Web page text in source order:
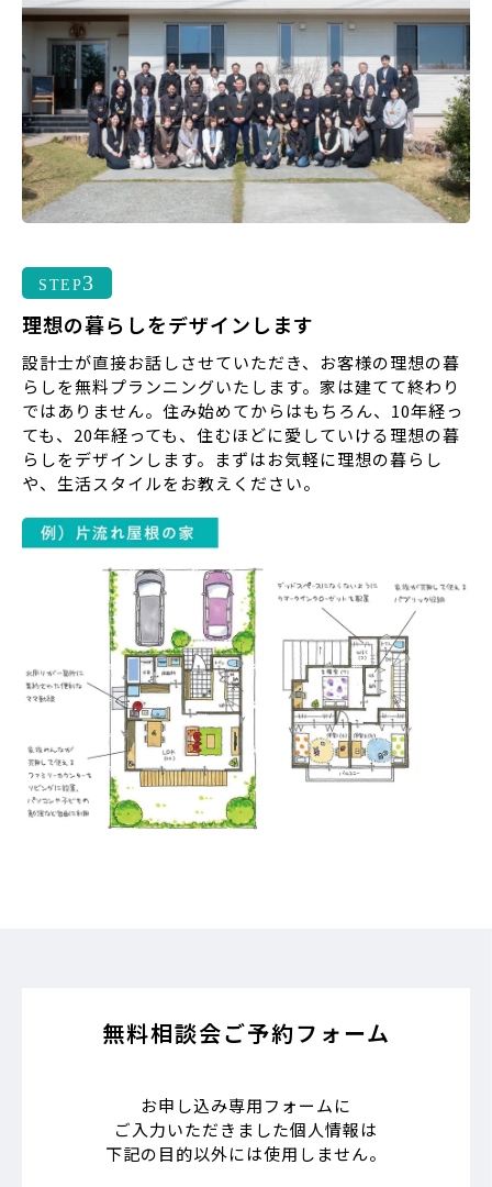
STEP3
理想の暮らしをデザインします
設計士が直接お話しさせていただき、お客様の理想の暮
らしを無料プランニングいたします。家は建てて終わり
ではありません。住み始めてからはもちろん、10年経っ
ても、20年経っても、住むほどに愛していける理想の暮
らしをデザインします。まずはお気軽に理想の暮らし
や、生活スタイルをお教えください。
無料相談会ご予約フォーム
お申し込み専用フォームに
ご入力いただきました個人情報は
下記の目的以外には使用しません。